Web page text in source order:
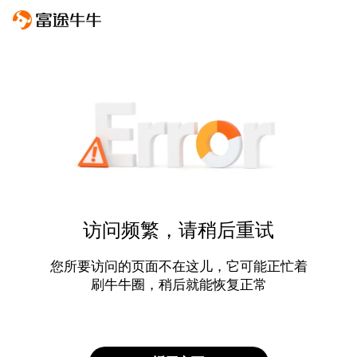
访问频繁，请稍后重试
您所要访问的页面不在这儿，它可能正忙着
刷牛牛圈，稍后就能恢复正常